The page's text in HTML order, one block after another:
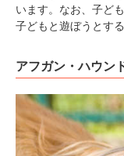
います。なお、子ど
子どもと遊ぼうとす
アフガン・ハウン